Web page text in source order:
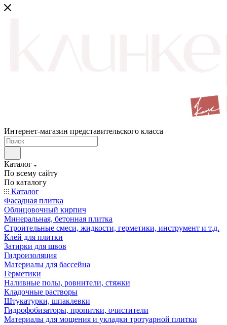
Интернет-магазин представительского класса
Каталог
По всему сайту
По каталогу
Каталог
Фасадная плитка
Облицовочный кирпич
Минеральная, бетонная плитка
Строительные смеси, жидкости, герметики, инструмент и т.д.
Клей для плитки
Затирки для швов
Гидроизоляция
Материалы для бассейна
Герметики
Наливные полы, ровнители, стяжки
Кладочные растворы
Штукатурки, шпаклевки
Гидрофобизаторы, пропитки, очистители
Материалы для мощения и укладки тротуарной плитки